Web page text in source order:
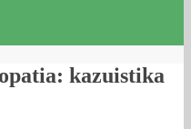
kazuistika